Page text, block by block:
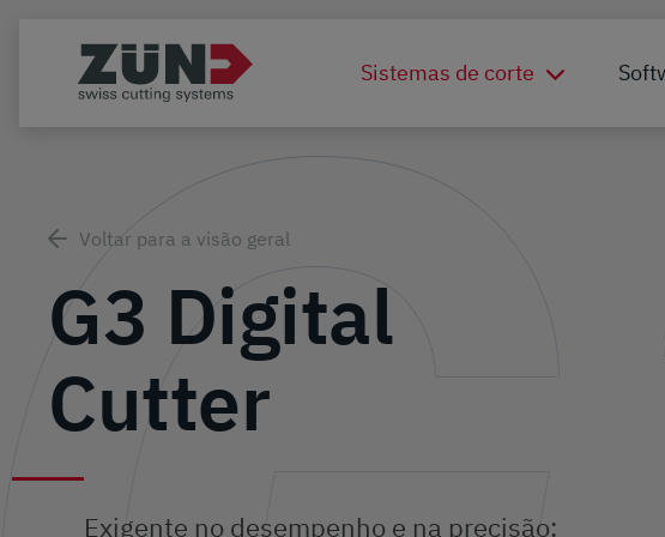
Sistemas de corte
Voltar para a visão geral
G3 Digital
Cutter
Exigente no desempenho e na precisão: